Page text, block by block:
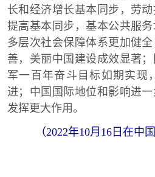
长和经济增长基本同步，劳
提高基本同步，基本公共服务
多层次社会保障体系更加健
善，美丽中国建设成效显著
军一百年奋斗目标如期实现
进；中国国际地位和影响进
发挥更大作用。
（2022年10月16日在中